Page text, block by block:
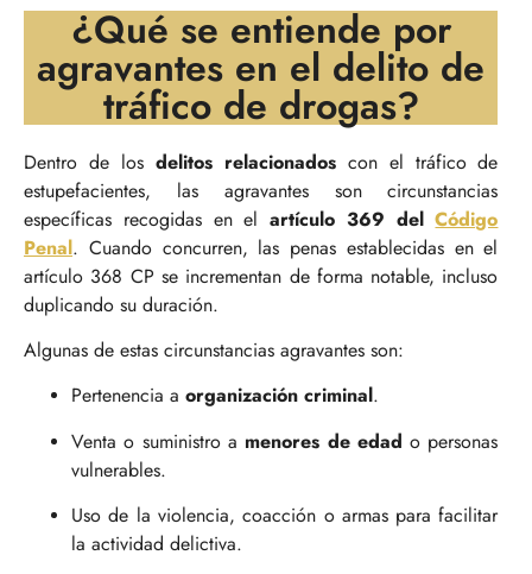
¿Qué se entiende por
agravantes en el delito de
tráfico de drogas?
Dentro de los delitos relacionadoscon el tráfico de
estupefacientes, las agravantes son circunstancias
específicas recogidas en elartículo 369 delCódigo
Penal. Cuando concurren, las penas establecidas en el
artículo 368 CP se incrementan de forma notable, incluso
duplicando su duración.
Algunas de estas circunstancias agravantes son:
Pertenencia a organización criminal.
Venta o suministro a menores de edad o personas
vulnerables.
Uso de la violencia, coacción o armas para facilitar
la actividad delictiva.